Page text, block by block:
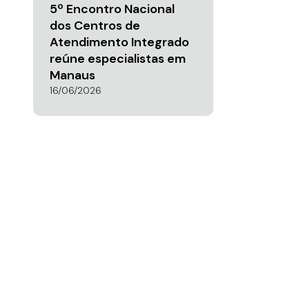
5º Encontro Nacional
dos Centros de
Atendimento Integrado
reúne especialistas em
Manaus
16/06/2026